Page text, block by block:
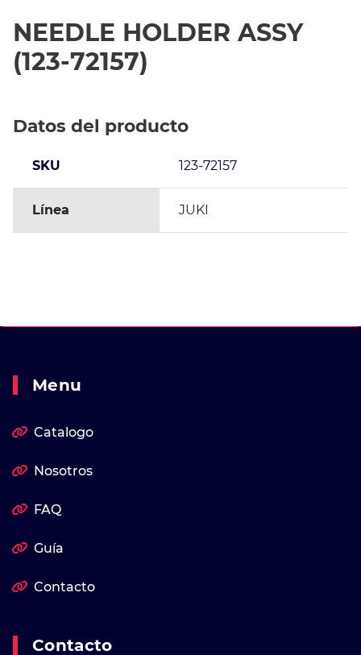
NEEDLE HOLDER ASSY
(123-72157)
Datos del producto
SKU 123-72157
Línea JUKI
Menu
Catalogo
Nosotros
FAQ
Guía
Contacto
Contacto